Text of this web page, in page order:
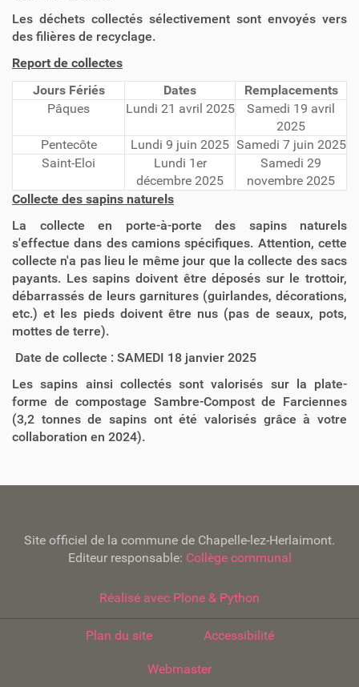
Les déchets collectés sélectivement sont envoyés vers
des filières de recyclage.
Report de collectes
Jours Fériés
Dates
Remplacements
Pâques
Lundi 21 avril 2025
Samedi 19 avril
2025
Pentecôte
Lundi 9 juin 2025 Samedi 7 juin 2025
Saint-Eloi
Lundi 1er
décembre 2025
Samedi 29
novembre 2025
Collecte des sapins naturels
La collecte en porte-à-porte des sapins naturels
s'effectue dans des camions spécifiques. Attention, cette
collecte n'a pas lieu le même jour que la collecte des sacs
payants. Les sapins doivent être déposés sur le trottoir,
débarrassés de leurs garnitures (guirlandes, décorations,
etc.) et les pieds doivent être nus (pas de seaux, pots,
mottes de terre).
Date de collecte : SAMEDI 18 janvier 2025
Les sapins ainsi collectés sont valorisés sur la plate-
forme de compostage Sambre-Compost de Farciennes
(3,2 tonnes de sapins ont été valorisés grâce à votre
collaboration en 2024).
Site officiel de la commune de Chapelle-lez-Herlaimont.
Editeur responsable: Collège communal
Réalisé avec Plone & Python
Plan du site Accessibilité
Webmaster